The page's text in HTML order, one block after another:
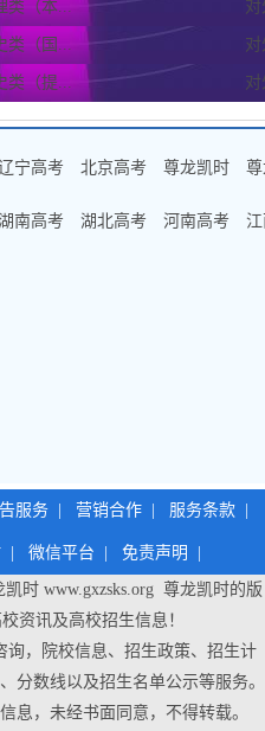
类（本...
类（国...
类（提...
宁高考 北京高考 尊龙凯时
南高考 湖北高考 河南高考
服务 营销合作 服务条款
微信平台 免责声明
凯时www.gxzsks.org 尊龙凯时的版
资讯及高校招生信息！
询，院校信息、招生政策、招生计
分数线以及招生名单公示等服务。
息，未经书面同意，不得转载。